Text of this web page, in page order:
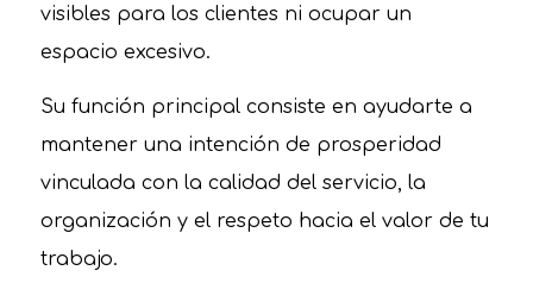
visibles para los clientes ni ocupar un
espacio excesivo.
Su función principal consiste en ayudarte a
mantener una intención de prosperidad
vinculada con la calidad del servicio, la
organización y el respeto hacia el valor de tu
trabajo.